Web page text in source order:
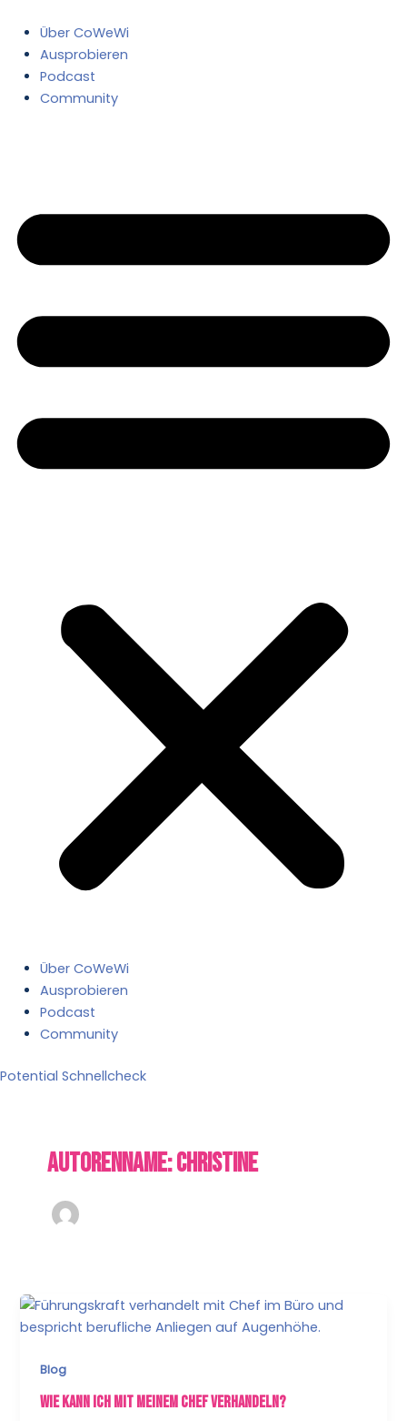
Inhalt
springen
Über CoWeWi
Ausprobieren
Podcast
Community
Über CoWeWi
Ausprobieren
Podcast
Community
Potential Schnellcheck
Autorenname: Christine
Blog
Wie kann ich mit meinem Chef verhandeln?
pagination